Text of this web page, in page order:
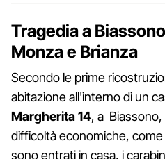
Tragedia a
Monza e Brianza
Secondo le prime
abitazione all'interno di un
Margherita 14, a
difficoltà economiche,
sono entrati in casa, i